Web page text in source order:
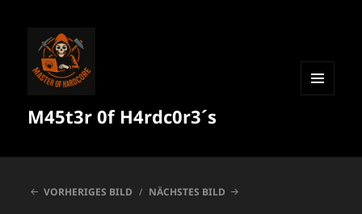
M45t3r 0f H4rdc0r3´s
VORHERIGES BILD NÄCHSTES BILD